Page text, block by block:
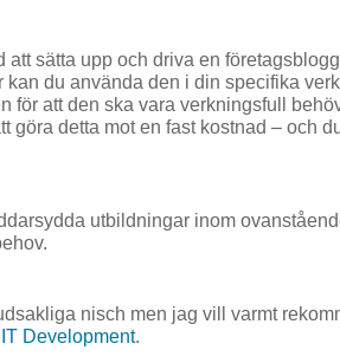
att sätta upp och driva en
kan du använda den i din specifika
för att den ska vara verkningsfull
göra detta mot en fast kostnad – och
utbildningar inom
nisch men jag vill varmt
Development.